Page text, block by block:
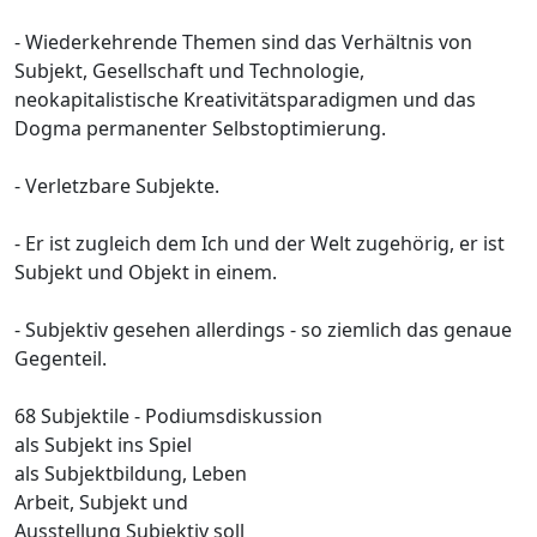
- Wiederkehrende Themen sind das Verhältnis von
Subjekt, Gesellschaft und Technologie,
neokapitalistische Kreativitätsparadigmen und das
Dogma permanenter Selbstoptimierung.
- Verletzbare Subjekte.
- Er ist zugleich dem Ich und der Welt zugehörig, er ist
Subjekt und Objekt in einem.
- Subjektiv gesehen allerdings - so ziemlich das genaue
Gegenteil.
68 Subjektile - Podiumsdiskussion
als Subjekt ins Spiel
als Subjektbildung, Leben
Arbeit, Subjekt und
Ausstellung Subjektiv soll